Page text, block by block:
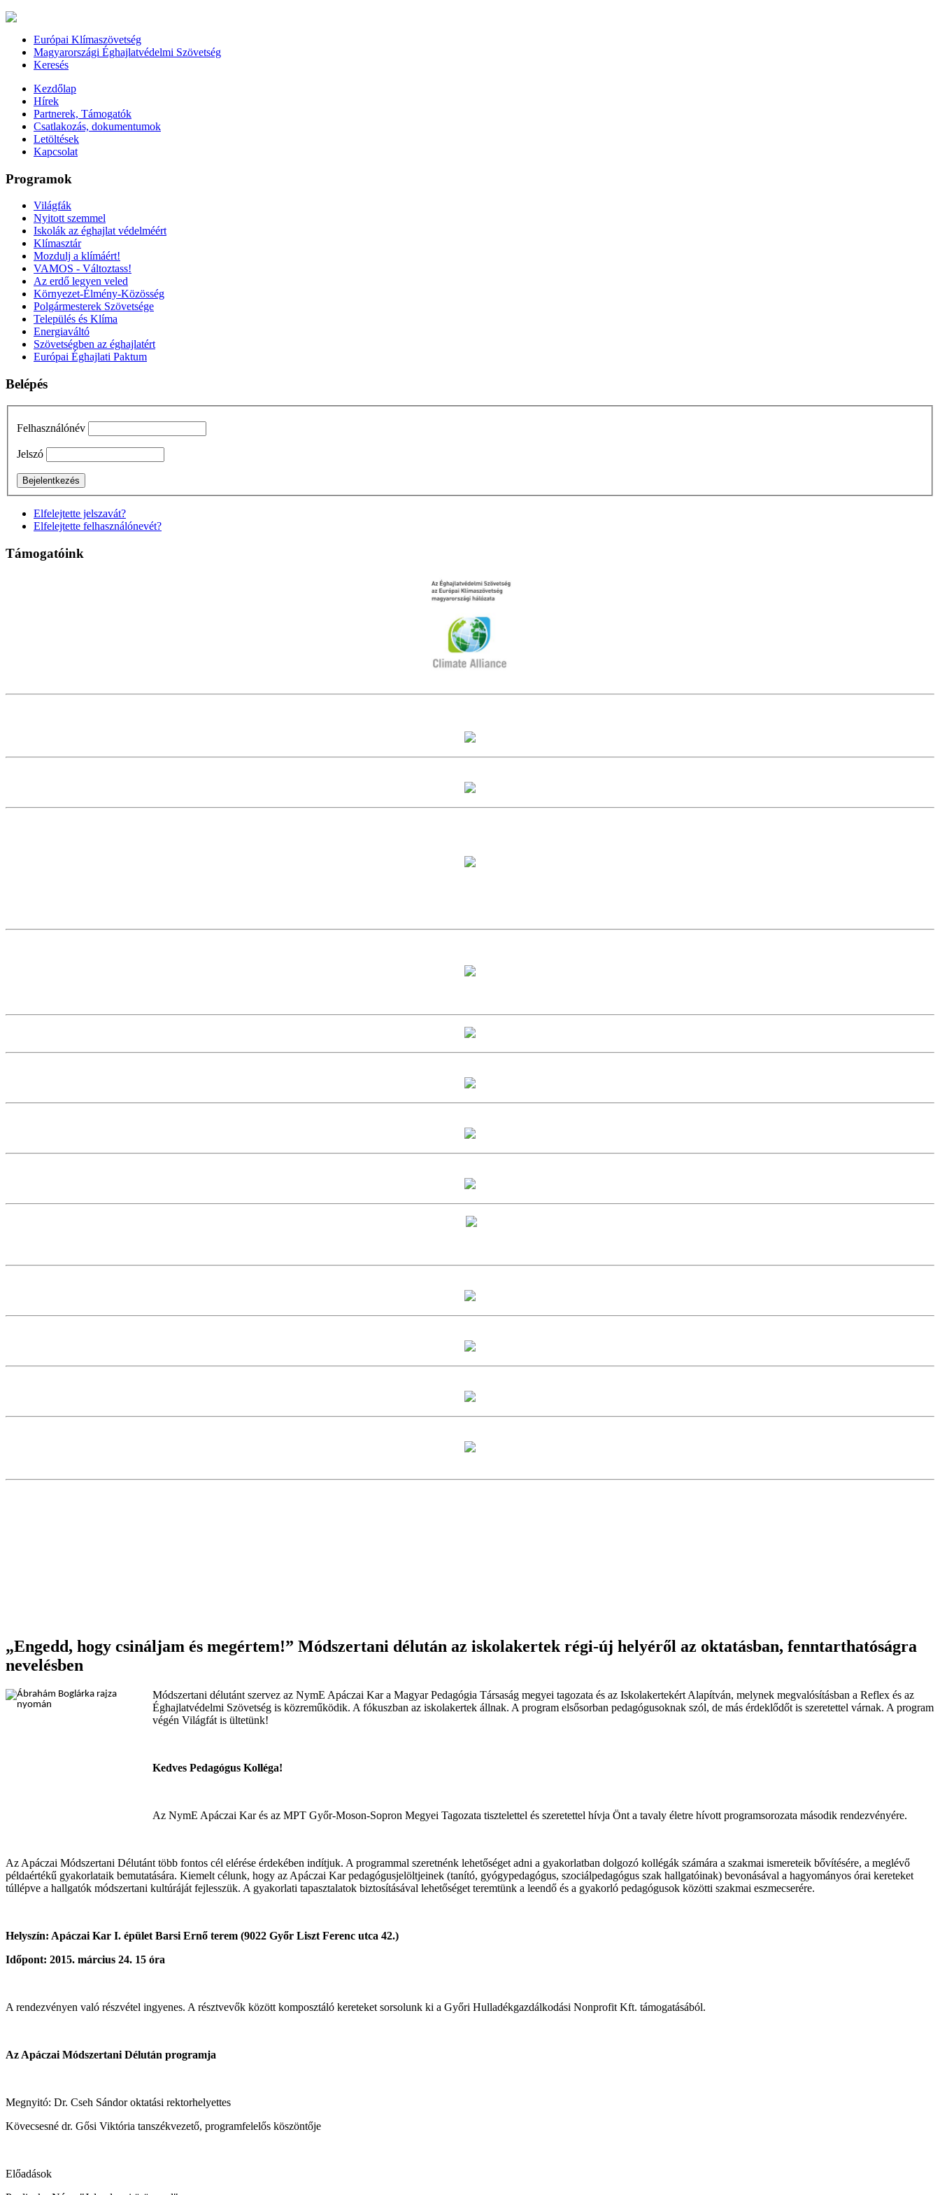
Európai Klímaszövetség
Magyarországi Éghajlatvédelmi Szövetség
Keresés
Kezdőlap
Hírek
Partnerek, Támogatók
Csatlakozás, dokumentumok
Letöltések
Kapcsolat
Programok
Világfák
Nyitott szemmel
Iskolák az éghajlat védelméért
Klímasztár
Mozdulj a klímáért!
VAMOS - Változtass!
Az erdő legyen veled
Környezet-Élmény-Közösség
Polgármesterek Szövetsége
Település és Klíma
Energiaváltó
Szövetségben az éghajlatért
Európai Éghajlati Paktum
Belépés
Felhasználónév
Jelszó
Elfelejtette jelszavát?
Elfelejtette felhasználónevét?
Támogatóink
„Engedd, hogy csináljam és megértem!” Módszertani délután az iskolakertek régi-új helyéről az oktatásban, fenntarthatóságra
nevelésben
Módszertani délutánt szervez az NymE Apáczai Kar a Magyar Pedagógia Társaság megyei tagozata és az Iskolakertekért Alapítván, melynek megvalósításban a Reflex és az
Éghajlatvédelmi Szövetség is közreműködik. A fókuszban az iskolakertek állnak. A program elsősorban pedagógusoknak szól, de más érdeklődőt is szeretettel várnak. A program
végén Világfát is ültetünk!
Kedves Pedagógus Kolléga!
Az NymE Apáczai Kar és az MPT Győr-Moson-Sopron Megyei Tagozata tisztelettel és szeretettel hívja Önt a tavaly életre hívott programsorozata második rendezvényére.
Az Apáczai Módszertani Délutánt több fontos cél elérése érdekében indítjuk. A programmal szeretnénk lehetőséget adni a gyakorlatban dolgozó kollégák számára a szakmai ismereteik bővítésére, a meglévő
példaértékű gyakorlataik bemutatására. Kiemelt célunk, hogy az Apáczai Kar pedagógusjelöltjeinek (tanító, gyógypedagógus, szociálpedagógus szak hallgatóinak) bevonásával a hagyományos órai kereteket
túllépve a hallgatók módszertani kultúráját fejlesszük. A gyakorlati tapasztalatok biztosításával lehetőséget teremtünk a leendő és a gyakorló pedagógusok közötti szakmai eszmecserére.
Helyszín: Apáczai Kar I. épület Barsi Ernő terem (9022 Győr Liszt Ferenc utca 42.)
Időpont: 2015. március 24. 15 óra
A rendezvényen való részvétel ingyenes. A résztvevők között komposztáló kereteket sorsolunk ki a Győri Hulladékgazdálkodási Nonprofit Kft. támogatásából.
Az Apáczai Módszertani Délután programja
Megnyitó: Dr. Cseh Sándor oktatási rektorhelyettes
Kövecsesné dr. Gősi Viktória tanszékvezető, programfelelős köszöntője
Előadások